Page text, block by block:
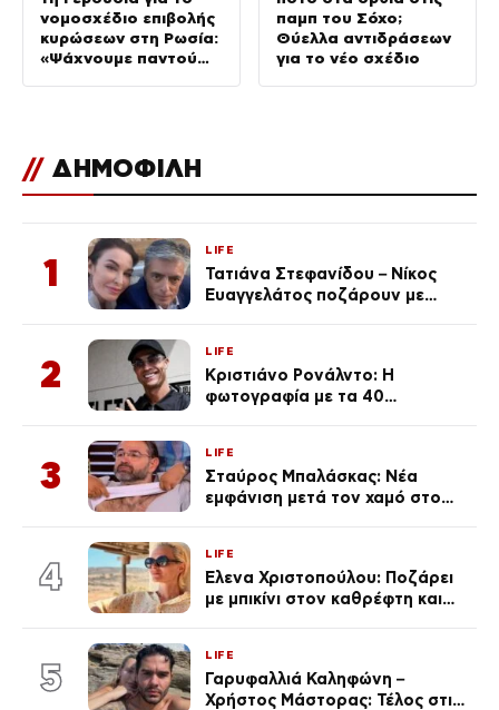
νομοσχέδιο επιβολής
κυρώσεων στη Ρωσία:
«Ψάχνουμε παντού
παμπ του Σόχο;
Θύελλα αντιδράσεων
για το νέο σχέδιο
// ΔΗΜΟΦΙΛΗ
1
LIFE
Τατιάνα Στεφανίδου – Νίκος
Ευαγγελάτος ποζάρουν με
2
LIFE
Κριστιάνο Ρονάλντο: Η
φωτογραφία με τα 40
εκ. likes
3
LIFE
Σταύρος Μπαλάσκας: Νέα
εμφάνιση μετά τον χαμό στο
4
LIFE
Έλενα Χριστοπούλου: Ποζάρει
με μπικίνι στον καθρέφτη και
καθεμία…» (Βίντεο)
5
LIFE
Γαρυφαλλιά Καληφώνη –
Χρήστος Μάστορας: Τέλος στις